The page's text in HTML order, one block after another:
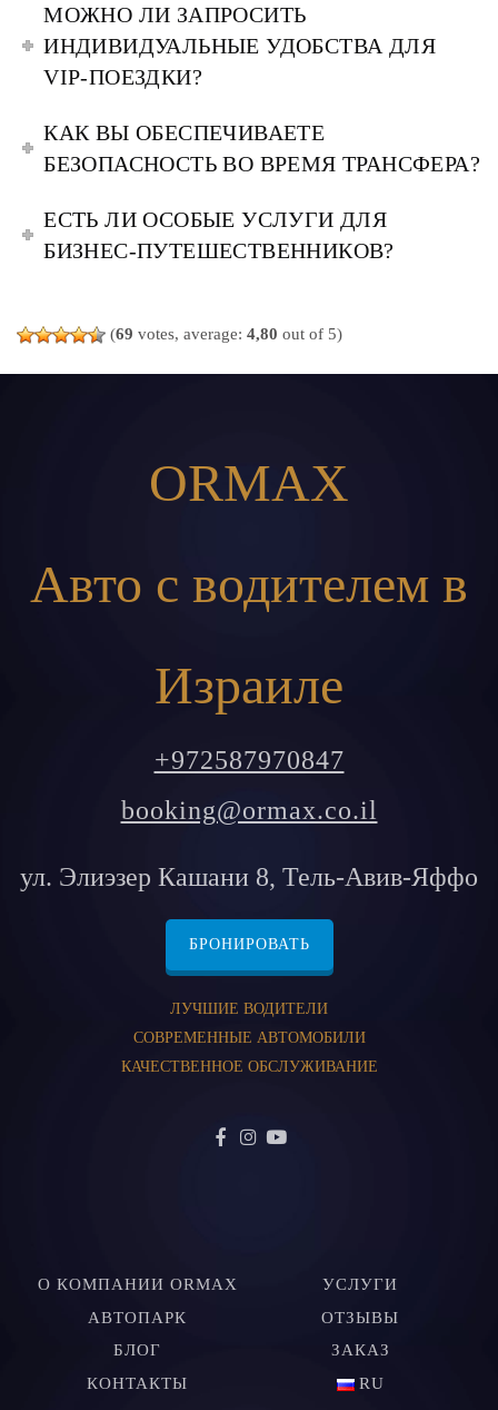
МОЖНО ЛИ ЗАПРОСИТЬ
ИНДИВИДУАЛЬНЫЕ УДОБСТВА ДЛЯ
VIP-ПОЕЗДКИ?
КАК ВЫ ОБЕСПЕЧИВАЕТЕ
БЕЗОПАСНОСТЬ ВО ВРЕМЯ ТРАНСФЕРА?
ЕСТЬ ЛИ ОСОБЫЕ УСЛУГИ ДЛЯ
БИЗНЕС-ПУТЕШЕСТВЕННИКОВ?
(69 votes, average: 4,80 out of 5)
ORMAX
Авто с водителем в
Израиле
+972587970847
booking@ormax.co.il
ул. Элиэзер Кашани 8, Тель-Авив-Яффо
БРОНИРОВАТЬ
ЛУЧШИЕ ВОДИТЕЛИ
СОВРЕМЕННЫЕ АВТОМОБИЛИ
КАЧЕСТВЕННОЕ ОБСЛУЖИВАНИЕ
О КОМПАНИИ ORMAX
УСЛУГИ
АВТОПАРК
ОТЗЫВЫ
БЛОГ
ЗАКАЗ
КОНТАКТЫ
RU